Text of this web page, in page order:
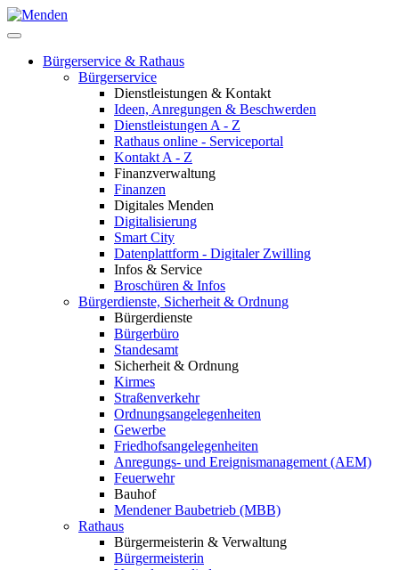
Bürgerservice & Rathaus
Bürgerservice
Dienstleistungen & Kontakt
Ideen, Anregungen & Beschwerden
Dienstleistungen A - Z
Rathaus online - Serviceportal
Kontakt A - Z
Finanzverwaltung
Finanzen
Digitales Menden
Digitalisierung
Smart City
Datenplattform - Digitaler Zwilling
Infos & Service
Broschüren & Infos
Bürgerdienste, Sicherheit & Ordnung
Bürgerdienste
Bürgerbüro
Standesamt
Sicherheit & Ordnung
Kirmes
Straßenverkehr
Ordnungsangelegenheiten
Gewerbe
Friedhofsangelegenheiten
Anregungs- und Ereignismanagement (AEM)
Feuerwehr
Bauhof
Mendener Baubetrieb (MBB)
Rathaus
Bürgermeisterin & Verwaltung
Bürgermeisterin